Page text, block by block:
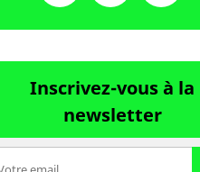
Inscrivez-vous à la
newsletter